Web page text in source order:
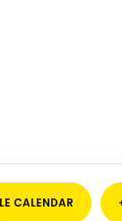
CALENDAR